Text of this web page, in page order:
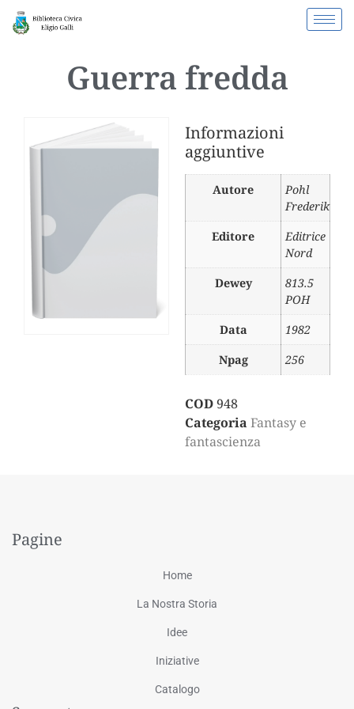
Guerra fredda
Informazioni
aggiuntive
Autore
Pohl
Frederik
Editore
Editrice
Nord
Dewey
813.5
POH
Data
1982
Npag
256
COD948
Categoria Fantasy e
fantascienza
Pagine
Home
La Nostra Storia
Idee
Iniziative
Catalogo